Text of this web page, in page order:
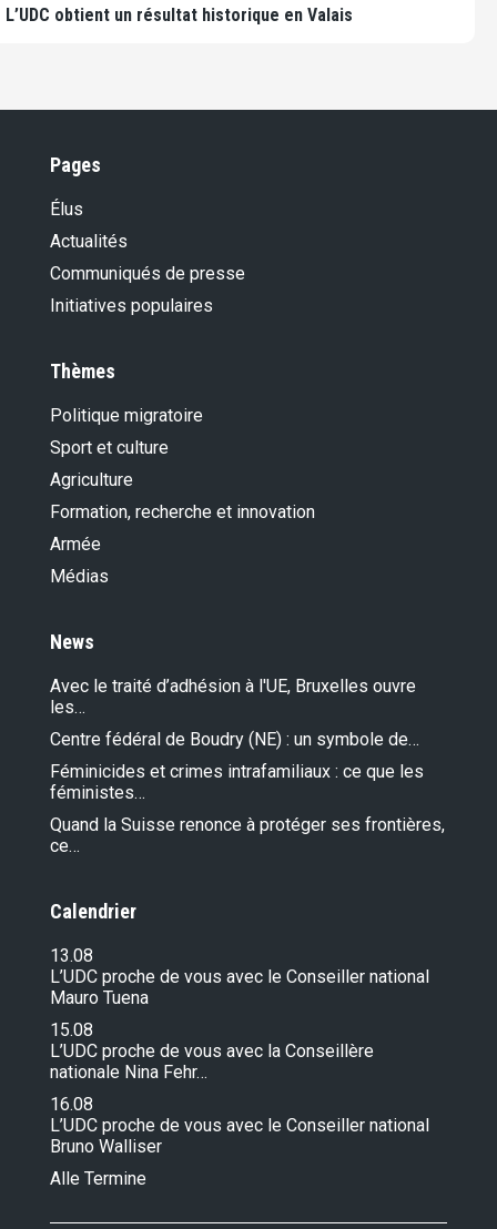
L’UDC obtient un résultat historique en Valais
Pages
Élus
Actualités
Communiqués de presse
Initiatives populaires
Thèmes
Politique migratoire
Sport et culture
Agriculture
Formation, recherche et innovation
Armée
Médias
News
Avec le traité d’adhésion à l'UE, Bruxelles ouvre
les…
Centre fédéral de Boudry (NE) : un symbole de…
Féminicides et crimes intrafamiliaux : ce que les
féministes…
Quand la Suisse renonce à protéger ses frontières,
ce…
Calendrier
13.08
L’UDC proche de vous avec le Conseiller national
Mauro Tuena
15.08
L’UDC proche de vous avec la Conseillère
nationale Nina Fehr…
16.08
L’UDC proche de vous avec le Conseiller national
Bruno Walliser
Alle Termine